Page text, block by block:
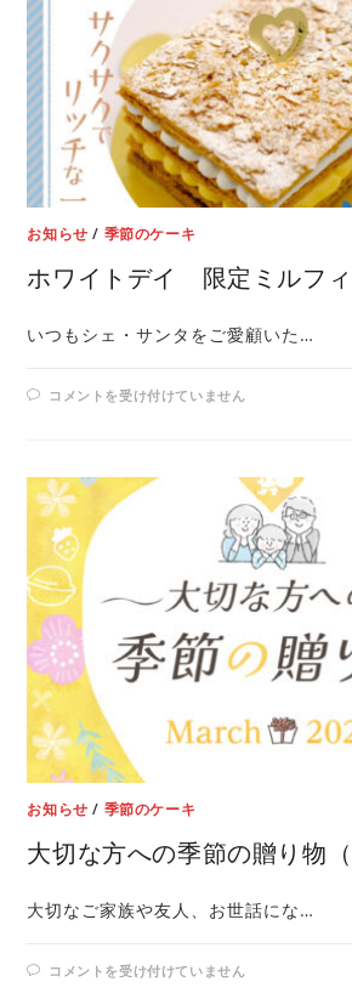
お知らせ / 季節のケーキ
ホワイトデイ 限定ミルフ
いつもシェ・サンタをご愛顧いた…
コメントを受け付けていません
お知らせ / 季節のケーキ
大切な方への季節の贈り物（
大切なご家族や友人、お世話にな…
コメントを受け付けていません